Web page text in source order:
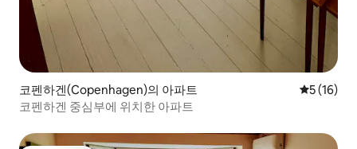
코펜하겐(Copenhagen)의 아파트 평점 5점
5 (16)
코펜하겐 중심부에 위치한 아파트